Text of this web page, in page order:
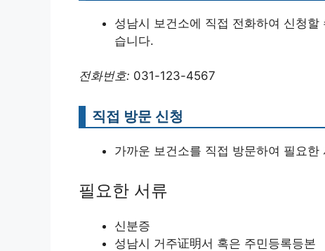
성남시 보건소에 직접 전화하여 신청
습니다.
전화번호: 031-123-4567
직접 방문 신청
가까운 보건소를 직접 방문하여 필요
필요한 서류
신분증
성남시 거주证明서 혹은 주민등록등본